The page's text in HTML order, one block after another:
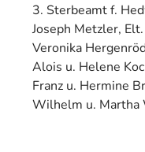
3. Sterbeamt f.
Joseph Metzler,
Veronika
Alois u. Helene
Franz u. Hermine
Wilhelm u. Martha